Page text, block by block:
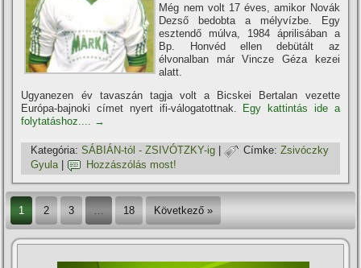
Még nem volt 17 éves, amikor Novák
Dezső bedobta a mélyví­zbe. Egy
esztendő múlva, 1984 áprilisában a
Bp. Honvéd ellen debütált az
élvonalban már Vincze Géza kezei
alatt.
Ugyanezen év tavaszán tagja volt a Bicskei Bertalan vezette
Európa-bajnoki cí­met nyert ifi-válogatottnak. Egy kattintás ide a
folytatáshoz....
→
Kategória: SÁBIÁN-tól - ZSIVÓTZKY-ig Címke: Zsivóczky
Gyula
Hozzászólás most!
1 2 3 18 Következő »